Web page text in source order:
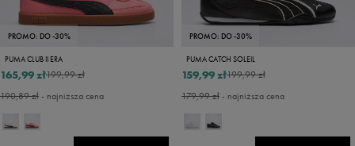
PROMO: DO -30%
PUMA CLUB II ERA
199,99 zł
165,99 zł
190,89 zł- najniższa cena
PROMO: DO -30%
PUMA CATCH SOLEIL
199,99 zł
159,99 zł
179,99 zł- najniższa cena